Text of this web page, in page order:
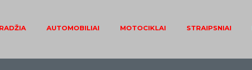
AUTOMOBILIAI MOTOCIKLAI STRAIPSNIAI